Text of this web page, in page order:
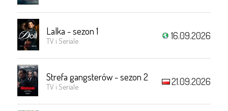
Lalka - sezon 1
TV i Seriale 16.09.2026
Strefa gangsterów - sezon 2
TV i Seriale 21.09.2026